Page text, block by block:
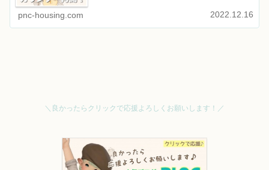
pnc-housing.com 2022.12.16
＼良かったらクリックで応援よろしくお願いします！／